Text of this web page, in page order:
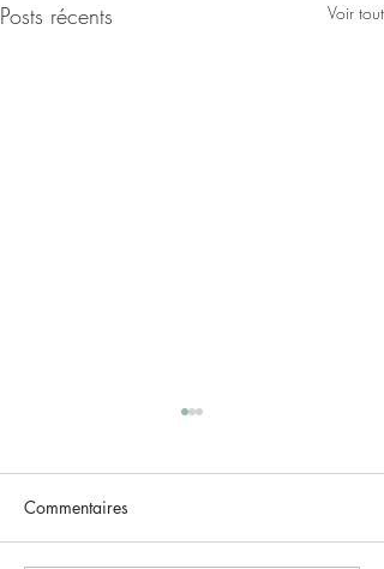
Posts récents Voir tout
Commentaires